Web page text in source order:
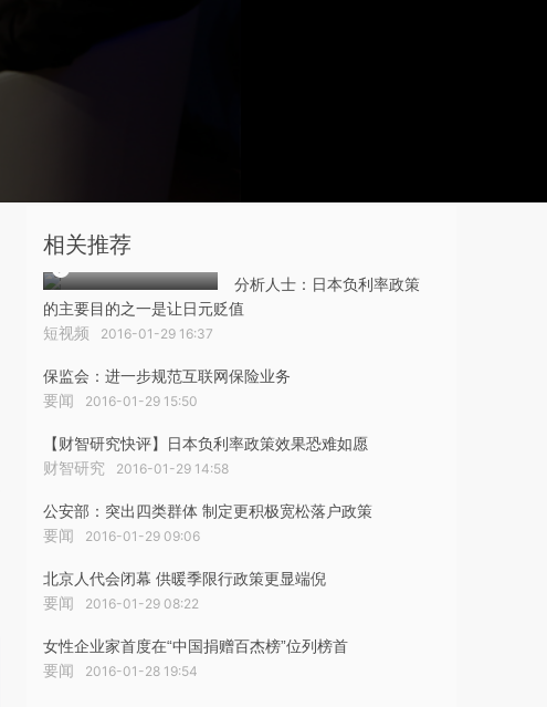
相关推荐
分析人士：日本负利率政策
的主要目的之一是让日元贬值
短视频 2016-01-29 16:37
保监会：进一步规范互联网保险业务
要闻 2016-01-29 15:50
【财智研究快评】日本负利率政策效果恐难如愿
财智研究 2016-01-29 14:58
公安部：突出四类群体 制定更积极宽松落户政策
要闻 2016-01-29 09:06
北京人代会闭幕 供暖季限行政策更显端倪
要闻 2016-01-29 08:22
女性企业家首度在“中国捐赠百杰榜”位列榜首
要闻 2016-01-28 19:54